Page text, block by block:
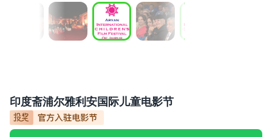
印度斋浦尔雅利安国际儿童电影节